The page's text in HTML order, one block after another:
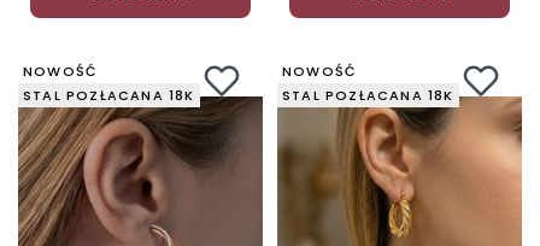
NOWOŚĆ
STAL POZŁACANA 18K
NOWOŚĆ
STAL POZŁACANA 18K